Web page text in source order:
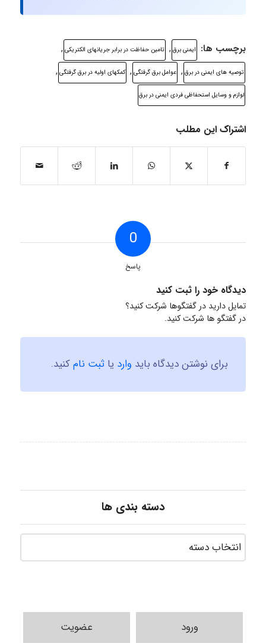
برچسب ها: ايمنی برق , تامین حفاظت در برابر جریانهای الکتریکی ,
توصیه های ایمنی در برق , عوامل برق گرفتگی , کمکهای اولیه در برق گرفتگی ,
لوازم و وسایل استحفاظی فردی ایمنی در برق
اشتراک این مطلب
0
پاسخ
دیدگاه خود را ثبت کنید
تمایل دارید در گفتگوها شرکت کنید؟
در گفتگو ها شرکت کنید.
برای نوشتن دیدگاه باید وارد یا ثبت نامکنید.
دسته بندی ها
ورود عضویت
ABOALFZAL ZAREI